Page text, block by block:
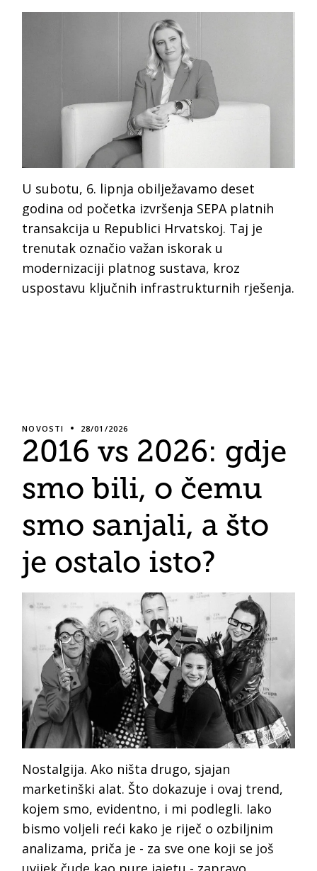
U subotu, 6. lipnja obilježavamo deset
godina od početka izvršenja SEPA platnih
transakcija u Republici Hrvatskoj. Taj je
trenutak označio važan iskorak u
modernizaciji platnog sustava, kroz
uspostavu ključnih infrastrukturnih rješenja.
NOVOSTI 28/01/2026
2016 vs 2026: gdje
smo bili, o čemu
smo sanjali, a što
je ostalo isto?
Nostalgija. Ako ništa drugo, sjajan
marketinški alat. Što dokazuje i ovaj trend,
kojem smo, evidentno, i mi podlegli. Iako
bismo voljeli reći kako je riječ o ozbiljnim
analizama, priča je - za sve one koji se još